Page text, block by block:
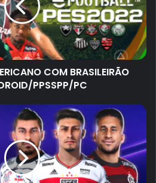
COM BRASILEIRÃO
PPSSPP/PC